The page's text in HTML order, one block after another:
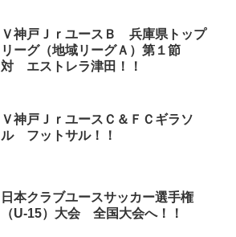
Ｖ神戸ＪｒユースＢ 兵庫県トップ
リーグ（地域リーグＡ）第１節
対 エストレラ津田！！
Ｖ神戸ＪｒユースＣ＆ＦＣギラソ
ル フットサル！！
日本クラブユースサッカー選手権
（U-15）大会 全国大会へ！！